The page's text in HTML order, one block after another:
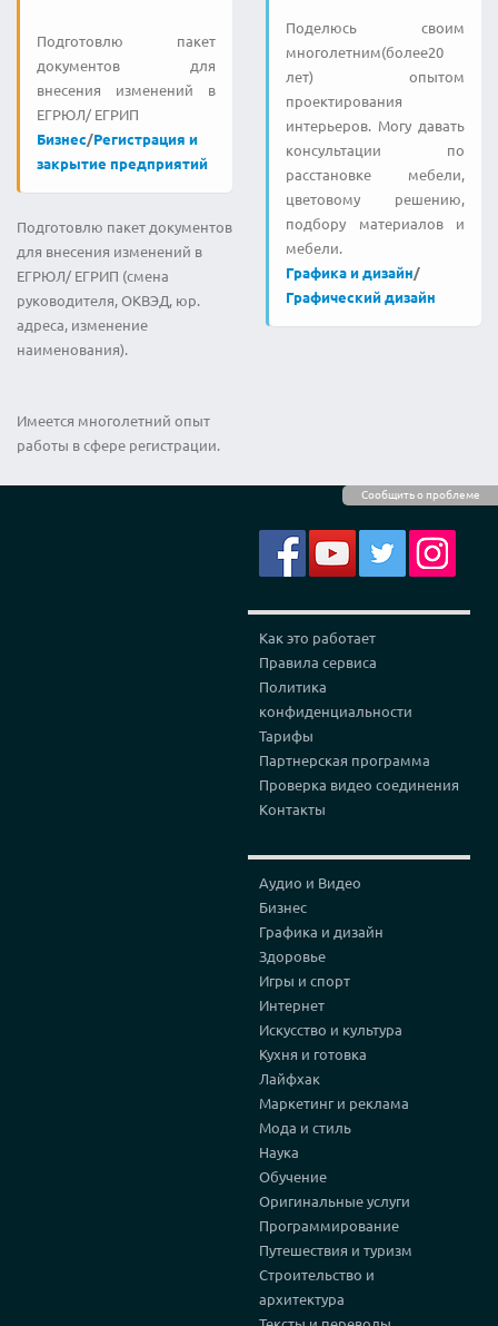
Сообщить о проблеме
Подготовлю пакет
документов для
внесения изменений в
ЕГРЮЛ/ ЕГРИП
Бизнес/Регистрация и
закрытие предприятий
Подготовлю пакет документов
для внесения изменений в
ЕГРЮЛ/ ЕГРИП (смена
руководителя, ОКВЭД, юр.
адреса, изменение
наименования).
Имеется многолетний опыт
работы в сфере регистрации.
Поделюсь своим
многолетним(более20
лет) опытом
проектирования
интерьеров. Могу давать
консультации по
расстановке мебели,
цветовому решению,
подбору материалов и
мебели.
Графика и дизайн/
Графический дизайн
Как это работает
Правила сервиса
Политика
конфиденциальности
Тарифы
Партнерская программа
Проверка видео соединения
Контакты
Аудио и Видео
Бизнес
Графика и дизайн
Здоровье
Игры и спорт
Интернет
Искусство и культура
Кухня и готовка
Лайфхак
Маркетинг и реклама
Мода и стиль
Наука
Обучение
Оригинальные услуги
Программирование
Путешествия и туризм
Строительство и
архитектура